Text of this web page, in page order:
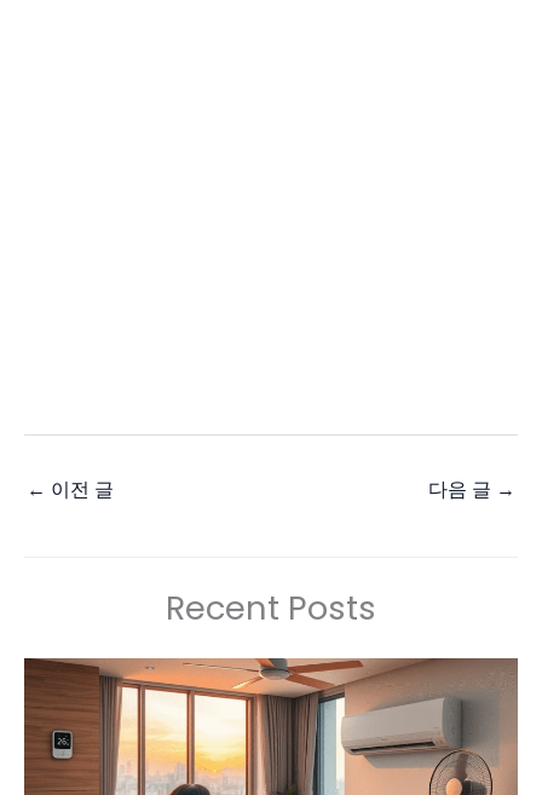
← 이전 글 다음 글 →
Recent Posts